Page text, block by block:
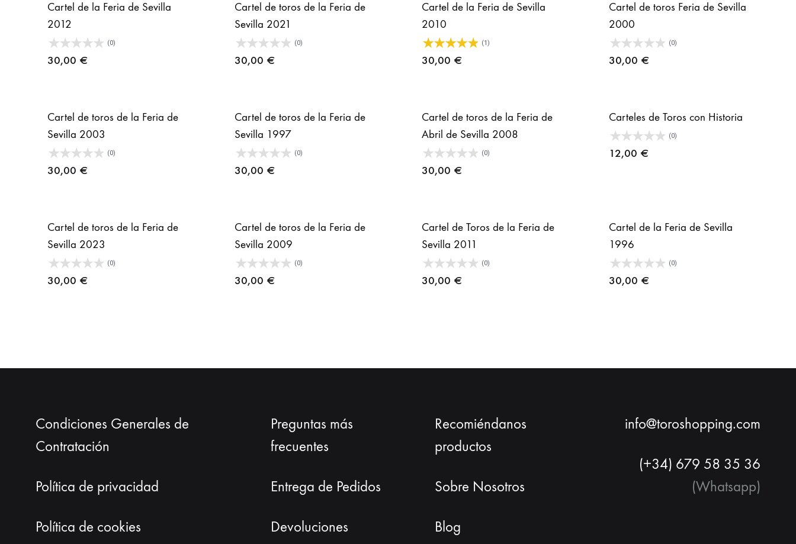
Cartel de la Feria de Sevilla
2012
(0)
30,00 €
Cartel de toros de la Feria de
Sevilla 2021
(0)
30,00 €
Cartel de la Feria de Sevilla
2010
(1)
30,00 €
Cartel de toros Feria de Sevilla
2000
(0)
30,00 €
Cartel de toros de la Feria de
Sevilla 2003
(0)
30,00 €
Cartel de toros de la Feria de
Sevilla 1997
(0)
30,00 €
Cartel de toros de la Feria de
Abril de Sevilla 2008
(0)
30,00 €
Carteles de Toros con Historia
(0)
12,00 €
Cartel de toros de la Feria de
Sevilla 2023
(0)
30,00 €
Cartel de toros de la Feria de
Sevilla 2009
(0)
30,00 €
Cartel de Toros de la Feria de
Sevilla 2011
(0)
30,00 €
Cartel de la Feria de Sevilla
1996
(0)
30,00 €
Condiciones Generales de
Contratación
Política de privacidad
Política de cookies
Preguntas más
frecuentes
Entrega de Pedidos
Devoluciones
Recomiéndanos
productos
Sobre Nosotros
Blog
info@toroshopping.com
(+34) 679 58 35 36
(Whatsapp)